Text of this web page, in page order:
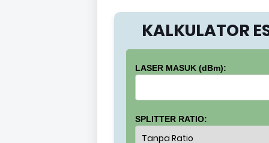
KALKULATOR
LASER MASUK (dBm):
SPLITTER RATIO: